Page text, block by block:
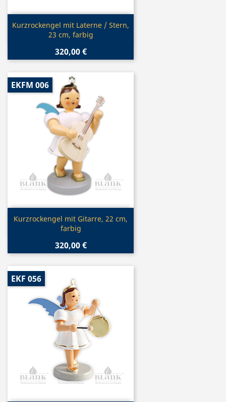
Vorschau
Kurzrockengel mit Laterne / Stern,
23 cm, farbig
320,00 €
Vorschau
Kurzrockengel mit Gitarre, 22 cm,
farbig
320,00 €
EKFM 006
EKF 056